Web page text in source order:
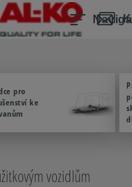
pro
ke
vozidlům